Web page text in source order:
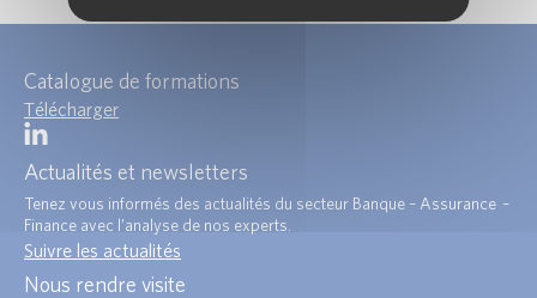
Catalogue de formations
Télécharger
Actualités et newsletters
Tenez vous informés des actualités du secteur Banque – Assurance –
Finance avec l’analyse de nos experts.
Suivre les actualités
Nous rendre visite